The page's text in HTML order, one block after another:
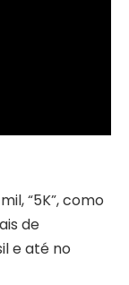
“5K”, como
de
e até no